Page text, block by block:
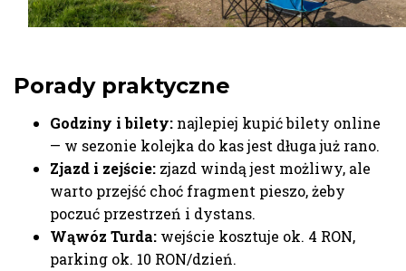
Porady praktyczne
Godziny i bilety: najlepiej kupić bilety online
— w sezonie kolejka do kas jest długa już rano.
Zjazd i zejście: zjazd windą jest możliwy, ale
warto przejść choć fragment pieszo, żeby
poczuć przestrzeń i dystans.
Wąwóz Turda: wejście kosztuje ok. 4 RON,
parking ok. 10 RON/dzień.